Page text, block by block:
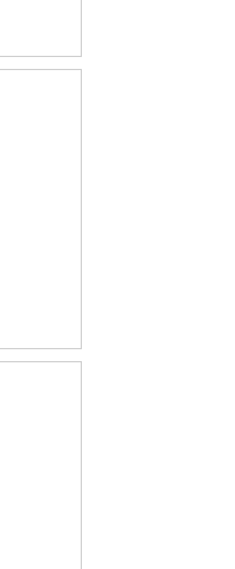
ᲐᲛᲑᲠᲝᲚᲐᲣᲠᲘ